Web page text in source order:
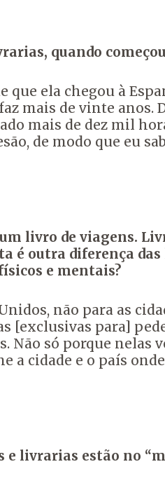
quando
que ela chegou à
mais de vinte
mais de dez mil
de modo que eu
livro de viagens.
é outra diferença
e mentais?
não para as
para]
só porque nelas
cidade e o país
livrarias estão no